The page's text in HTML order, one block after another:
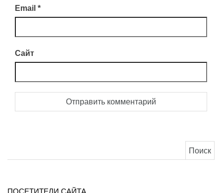
Email *
Сайт
ПОСЕТИТЕЛИ САЙТА